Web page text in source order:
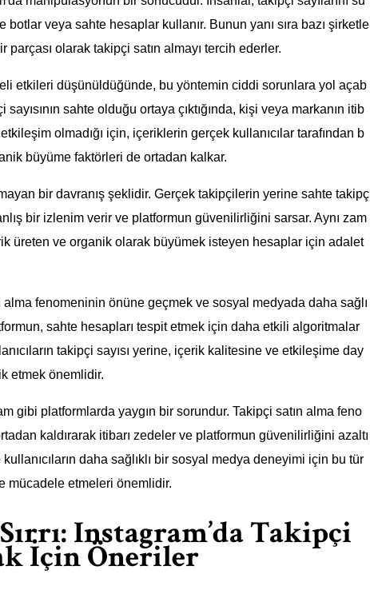
veya sahte hesaplar kullanır. Bunun yanı sıra bazı şirketle
olarak takipçi satın almayı tercih ederler.
etkileri düşünüldüğünde, bu yöntemin ciddi sorunlara yol açab
sahte olduğu ortaya çıktığında, kişi veya markanın itib
olmadığı için, içeriklerin gerçek kullanıcılar tarafından b
büyüme faktörleri de ortadan kalkar.
bir davranış şeklidir. Gerçek takipçilerin yerine sahte takipç
bir izlenim verir ve platformun güvenilirliğini sarsar. Aynı zam
üreten ve organik olarak büyümek isteyen hesaplar için adalet
fenomeninin önüne geçmek ve sosyal medyada daha sağlı
sahte hesapları tespit etmek için daha etkili algoritmalar
takipçi sayısı yerine, içerik kalitesine ve etkileşime day
etmek önemlidir.
gibi platformlarda yaygın bir sorundur. Takipçi satın alma feno
kaldırarak itibarı zedeler ve platformun güvenilirliğini azaltı
daha sağlıklı bir sosyal medya deneyimi için bu tür
mücadele etmeleri önemlidir.
Instagram’da Takipçi
İçin Öneriler